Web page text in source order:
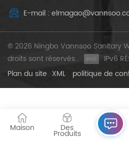
E-mail :
© 2026 Ningbo Vannsoo Sanitary
droits sont réservés .
IPv6
Plan du site XML politique de
Maison Des
Produits